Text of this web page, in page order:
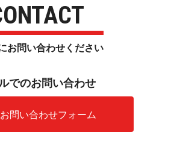
お問い合わせ く だ さ い
でのお問 い 合 わ せ
お問い合わせフォーム